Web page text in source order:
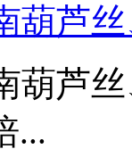
葫芦
葫芦
...